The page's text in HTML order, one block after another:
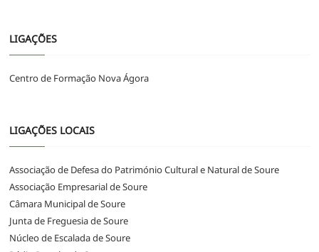
LIGAÇÕES
Centro de Formação Nova Ágora
LIGAÇÕES LOCAIS
Associação de Defesa do Património Cultural e Natural de Soure
Associação Empresarial de Soure
Câmara Municipal de Soure
Junta de Freguesia de Soure
Núcleo de Escalada de Soure